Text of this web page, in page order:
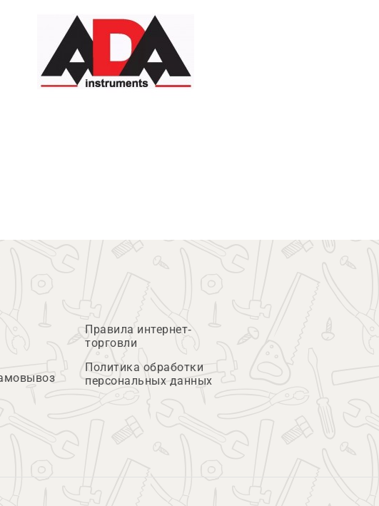
Правила интернет-
торговли
Политика обработки
персональных данных